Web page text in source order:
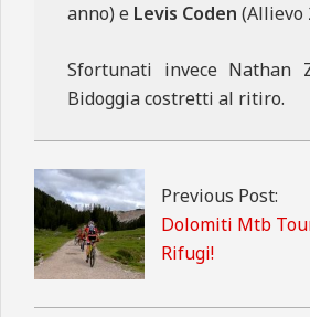
anno) e Levis Coden (Allievo
Sfortunati invece Nathan
Bidoggia costretti al ritiro.
2020-
07-
28
Previous Post:
Dolomiti Mtb
Rifugi!